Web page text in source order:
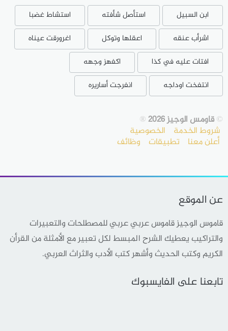
ابن السبيل استأصل شأفته
استشاط غضبا
اشرأب عنقه
اعقلها وتوكل
اغرورقت عيناه
افتات عليه في كذا
اكفهز وجهه
انتفخت اوداجه
انفرجت أساريره
©قاومس الوجيز 2026 ®
شروط الخدمة الخصوصية
أعلن معنا تطبيقات وظائف
عن الموقع
قاموس الوجيز قاموس عربي عربي للمصطلحات والتعبيرات
والتراكيب يعطيك الشرح المبسط لكل تعبير مع الأمثلة من القرأن
الكريم وكتب الحديث وأشهر كتب الأدب والثراث العربي.
تابعنا على الفايسبوك